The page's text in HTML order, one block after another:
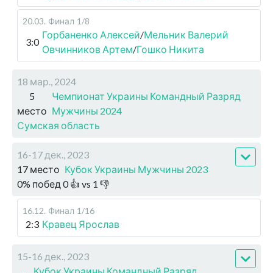
20.03. Финал 1/8
3:0
Горбаненко Алексей/Мельник Валерий
Овчинников Артем/Гошко Никита
18 мар., 2024
5
место
Чемпионат Украины Командный Разряд
Мужчины 2024
Сумская область
16-17 дек., 2023
17 место Кубок Украины Мужчины 2023
0% побед 0👍 vs 1 👎
16.12. Финал 1/16
2:3 Кравец Ярослав
15-16 дек., 2023